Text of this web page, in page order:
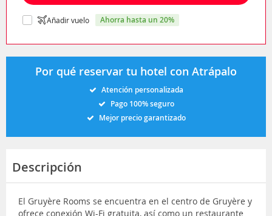
Añadir vuelo ahorra hasta un 20%
Por qué reservar tu hotel con Atrápalo
Atención personalizada
Pago 100% seguro
Mejor precio garantizado
Descripción
El Gruyère Rooms se encuentra en el centro de Gruyère y
ofrece conexión Wi-Fi gratuita, así como un restaurante